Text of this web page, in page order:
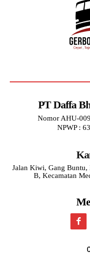
PT Daffa
Nomor AHU-
NPWP :
Jalan Kiwi, Gang Buntu,
B, Kecamatan